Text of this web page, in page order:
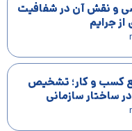
و نقش آن در شفافیت
جرایم
کسب و کار؛ تشخیص
ساختار سازمانی